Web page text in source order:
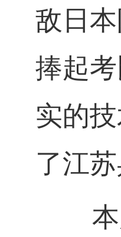
敌日
捧起
实的
了江
本届